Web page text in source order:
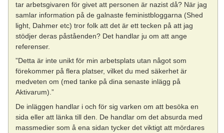
tar arbetsgivaren för givet att personen är nazist då? När jag
samlar information på de galnaste feministbloggarna (Shed
light, Dahmer etc) tror folk att det är ett tecken på att jag
stödjer deras påståenden? Det handlar ju om att ange
referenser.
”Detta är inte unikt för min arbetsplats utan något som
förekommer på flera platser, vilket du med säkerhet är
medveten om (med tanke på dina senaste inlägg på
Aktivarum).”
De inläggen handlar i och för sig varken om att besöka en
sida eller att länka till den. De handlar om det absurda med
massmedier som å ena sidan tycker det viktigt att mördares